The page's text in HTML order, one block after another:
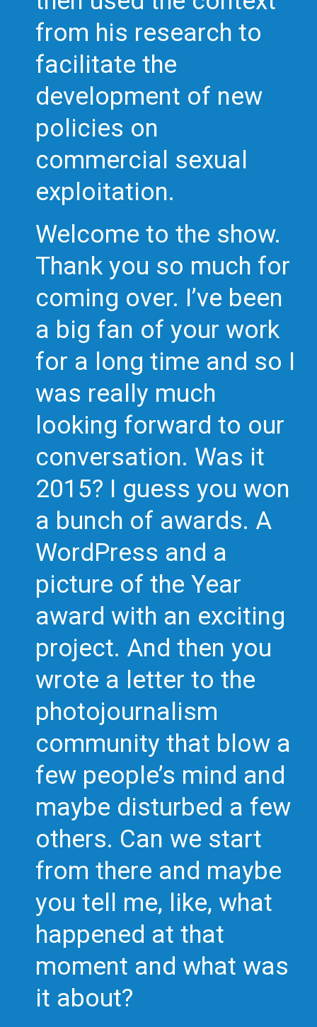
from his research to
facilitate the
development of new
policies on
commercial sexual
exploitation.
Welcome to the show.
Thank you so much for
coming over. I’ve been
a big fan of your work
for a long time and so I
was really much
looking forward to our
conversation. Was it
2015? I guess you won
a bunch of awards. A
WordPress and a
picture of the Year
award with an exciting
project. And then you
wrote a letter to the
photojournalism
community that blow a
few people’s mind and
maybe disturbed a few
others. Can we start
from there and maybe
you tell me, like, what
happened at that
moment and what was
it about?